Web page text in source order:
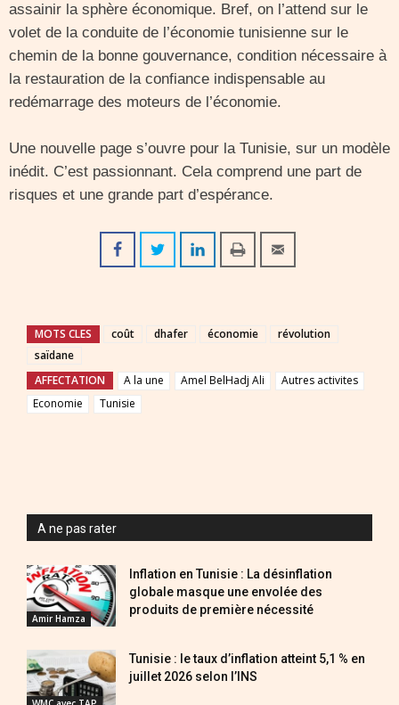
assainir la sphère économique. Bref, on l’attend sur le
volet de la conduite de l’économie tunisienne sur le
chemin de la bonne gouvernance, condition nécessaire à
la restauration de la confiance indispensable au
redémarrage des moteurs de l’économie.
Une nouvelle page s’ouvre pour la Tunisie, sur un modèle
inédit. C’est passionnant. Cela comprend une part de
risques et une grande part d’espérance.
MOTS CLES coût dhafer économie
révolution
saïdane
AFFECTATION
A la une Amel BelHadj Ali
Autres activites
Economie
Tunisie
A ne pas rater
Amir Hamza
Inflation en Tunisie : La désinflation
globale masque une envolée des
produits de première nécessité
Tunisie : le taux d’inflation atteint 5,1 % en
juillet 2026 selon l’INS